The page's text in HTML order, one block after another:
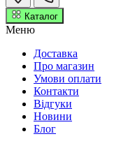
Каталог
Меню
Доставка
Про магазин
Умови оплати
Контакти
Відгуки
Новини
Блог